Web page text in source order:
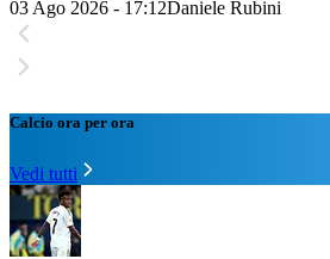
03 Ago 2026 - 17:12Daniele Rubini
Calcio ora per ora
Vedi tutti